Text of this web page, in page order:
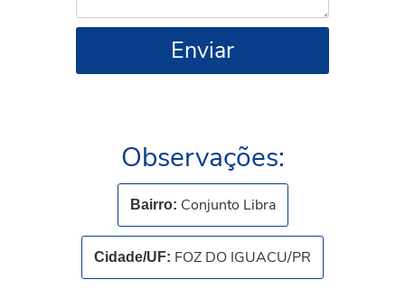
Enviar
Observações:
Bairro: Conjunto Libra
Cidade/UF: FOZ DO IGUACU/PR